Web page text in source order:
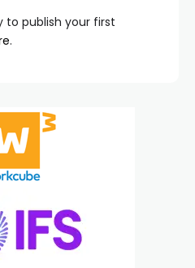
to publish your first
.